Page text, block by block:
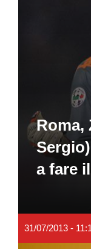
Roma,
a fare
31/07/2013 -